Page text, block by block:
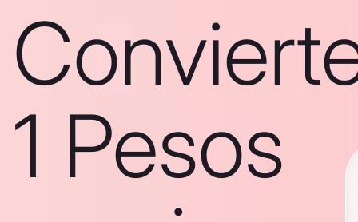
1 Pesos